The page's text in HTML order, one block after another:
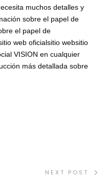
muchos detalles y
sobre el papel de
el papel de
web oficialsitio websitio
VISION en cualquier
más detallada sobre
NEXT POST